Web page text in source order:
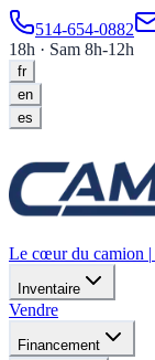
514-654-0882
18h · Sam 8h-12h
fr
en
es
Le cœur du camion |
Inventaire
Vendre
Financement